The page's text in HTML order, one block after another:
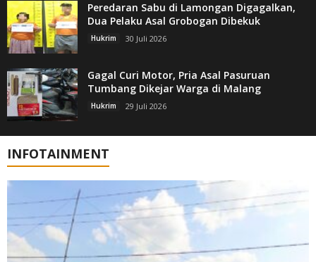
Peredaran Sabu di Lamongan Digagalkan,
Dua Pelaku Asal Grobogan Dibekuk
Hukrim 30 Juli 2026
Gagal Curi Motor, Pria Asal Pasuruan
Tumbang Dikejar Warga di Malang
Hukrim 29 Juli 2026
INFOTAINMENT